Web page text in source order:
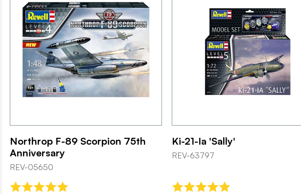
Northrop F-89 Scorpion 75th
Anniversary
REV-05650
Ki-21-Ia 'Sally'
REV-63797